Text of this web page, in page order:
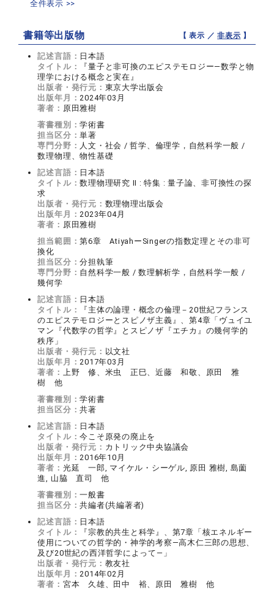
全件表示 >>
書籍等出版物 【 表示 ／非表示 】
記述言語： 日本語
タイトル：
『量子と非可換のエピステモロジー―数学と物
理学における概念と実在』
出版者・発行元： 東京大学出版会
出版年月：2024年03月
著者： 原田雅樹
著書種別：学術書
担当区分：単著
専門分野： 人文・社会 / 哲学、倫理学，自然科学一般 /
数理物理、物性基礎
記述言語： 日本語
タイトル：数理物理研究 II : 特集 : 量子論、非可換性の探
求
出版者・発行元： 数理物理出版会
出版年月：2023年04月
著者： 原田雅樹
担当範囲：第6章 AtiyahーSingerの指数定理とその非可
換化
担当区分：分担執筆
専門分野： 自然科学一般 / 数理解析学，自然科学一般 /
幾何学
記述言語： 日本語
タイトル：
『主体の論理・概念の倫理－20世紀フランス
のエピステモロジーとスピノザ主義』、第4章「ヴュイユ
マン『代数学の哲学』とスピノザ『エチカ』の幾何学的
秩序」
出版者・発行元： 以文社
出版年月：2017年03月
著者： 上野 修、米虫 正巳、近藤 和敬、原田 雅
樹 他
著書種別：学術書
担当区分：共著
記述言語： 日本語
タイトル：今こそ原発の廃止を
出版者・発行元： カトリック中央協議会
出版年月：2016年10月
著者： 光延 一郎, マイケル・シーゲル, 原田 雅樹, 島薗
進, 山脇 直司 他
著書種別：一般書
担当区分：共編者(共編著者)
記述言語： 日本語
タイトル：
『宗教的共生と科学』、第7章「核エネルギー
使用についての哲学的・神学的考察―高木仁三郎の思想、
及び20世紀の西洋哲学によって―」
出版者・発行元： 教友社
出版年月：2014年02月
著者： 宮本 久雄、田中 裕、原田 雅樹 他